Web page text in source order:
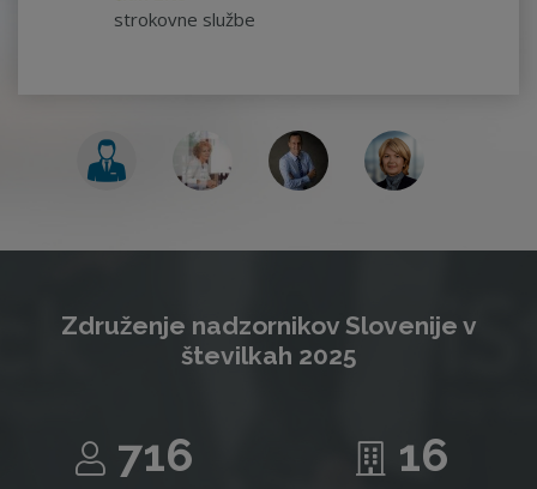
strokovne službe
Združenje nadzornikov Slovenije v
številkah 2025
716 16